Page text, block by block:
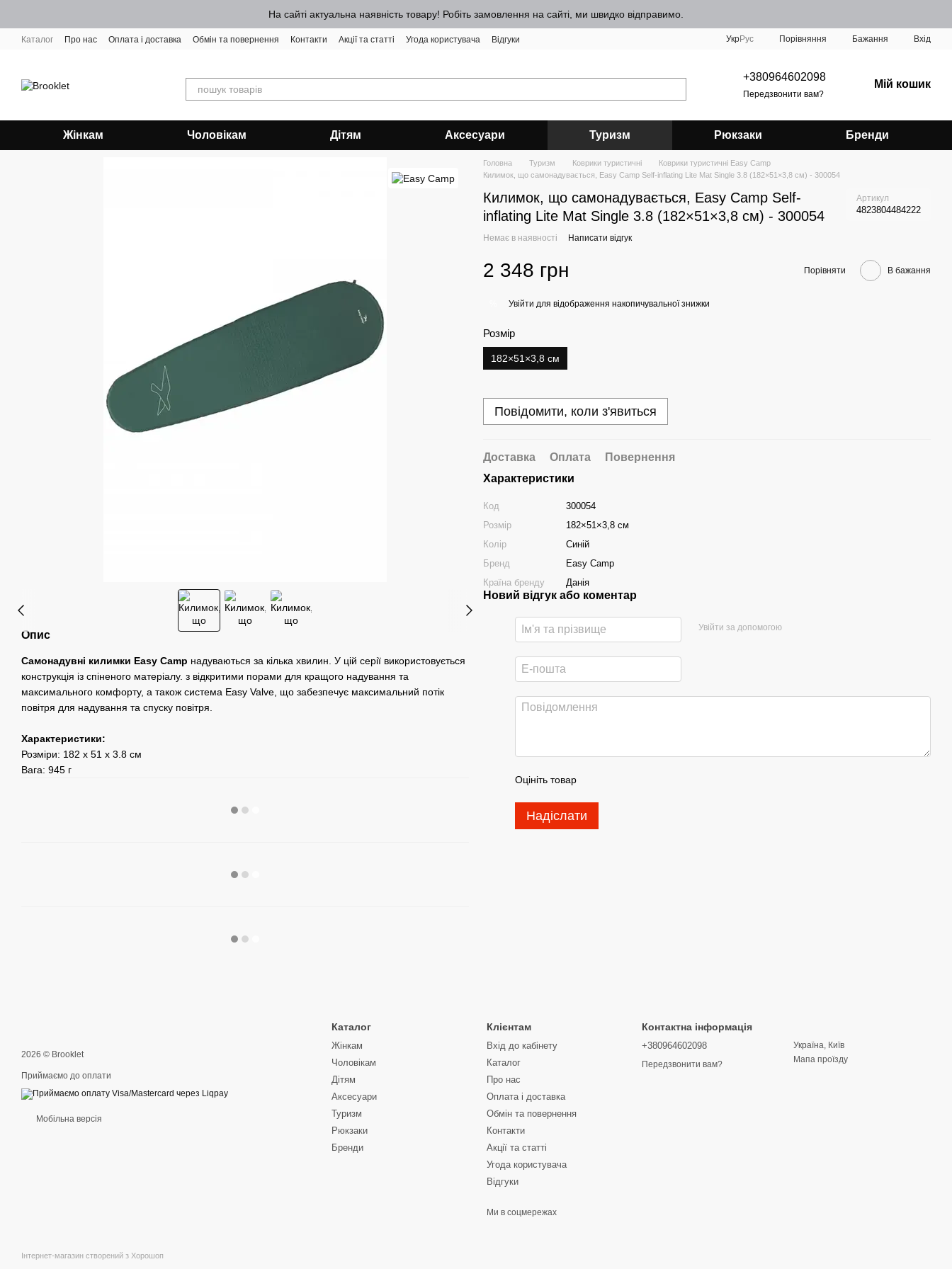
На сайті актуальна наявність товару! Робіть замовлення на сайті, ми швидко відправимо.
Каталог Про нас Оплата і доставка Обмін та повернення Контакти Акції та статті Угода користувача Відгуки УкрРус Порівняння Бажання Вхід
+380964602098
Передзвонити вам?
Мій кошик
Жінкам Чоловікам Дітям Аксесуари Туризм Рюкзаки Бренди
Опис
Самонадувні килимки Easy Camp надуваються за кілька хвилин. У цій серії використовується
конструкція із спіненого матеріалу. з відкритими порами для кращого надування та
максимального комфорту, а також система Easy Valve, що забезпечує максимальний потік
повітря для надування та спуску повітря.
Характеристики:
Розміри: 182 x 51 x 3.8 см
Вага: 945 г
Головна Туризм Коврики туристичні
Коврики туристичні Easy Camp
Килимок, що самонадувається, Easy Camp Self-inflating Lite Mat Single 3.8 (182×51×3,8 см) - 300054
Килимок, що самонадувається, Easy Camp Self-
inflating Lite Mat Single 3.8 (182×51×3,8 см) - 300054
Артикул
4823804484222
Немає в наявності Написати відгук
2 348 грн Порівняти В бажання
Увійти для відображення накопичувальної знижки
Розмір
182×51×3,8 см
Повідомити, коли з'явиться
Доставка Оплата
Повернення
Характеристики
Код
300054
Розмір
182×51×3,8 см
Колір
Синій
Бренд
Easy Camp
Країна бренду
Данія
Новий відгук або коментар
Увійти за допомогою
Оцініть товар
Надіслати
2026 © Brooklet
Приймаємо до оплати
Мобільна версія
Інтернет-магазин створений з Хорошоп
Каталог
Жінкам
Чоловікам
Дітям
Аксесуари
Туризм
Рюкзаки
Бренди
Клієнтам
Вхід до кабінету
Каталог
Про нас
Оплата і доставка
Обмін та повернення
Контакти
Акції та статті
Угода користувача
Відгуки
Ми в соцмережах
Контактна інформація
+380964602098
Передзвонити вам?
Україна, Київ
Мапа проїзду